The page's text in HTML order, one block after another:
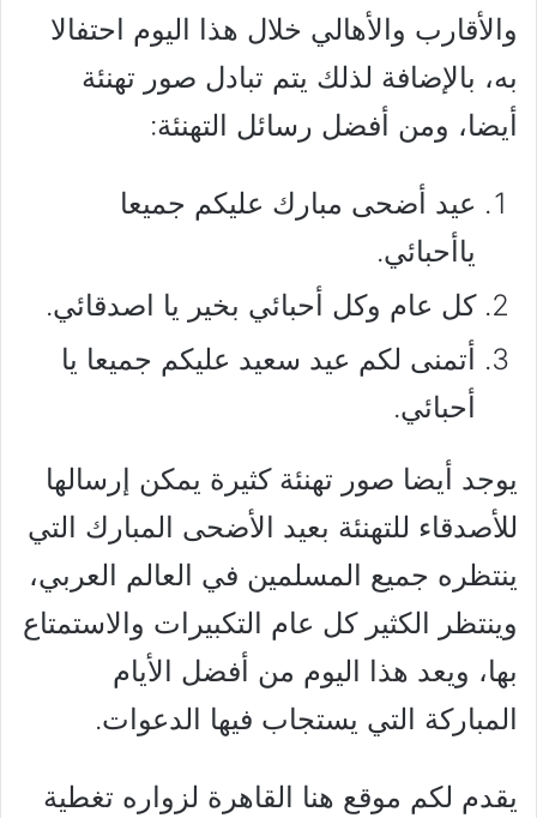
والأقارب والأهالي خلال هذا اليوم احتفالا
به، بالإضافة لذلك يتم تبادل صور تهنئة
أيضا، ومن أفضل رسائل التهنئة:
عيد أضحى مبارك عليكم جميعا
ياأحبائي.
كل عام وكل أحبائي بخير يا اصدقائي.
أتمنى لكم عيد سعيد عليكم جميعا يا
أحبائي.
يوجد أيضا صور تهنئة كثيرة يمكن إرسالها
للأصدقاء للتهنئة بعيد الأضحى المبارك التي
ينتظره جميع المسلمين في العالم العربي،
وينتظر الكثير كل عام التكبيرات والاستمتاع
بها، ويعد هذا اليوم من أفضل الأيام
المباركة التي يستجاب فيها الدعوات.
يقدم لكم موقع هنا القاهرة لزواره تغطية